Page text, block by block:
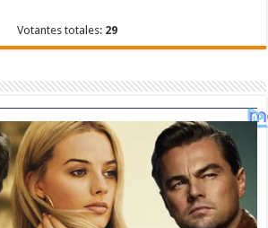
Votantes totales: 29